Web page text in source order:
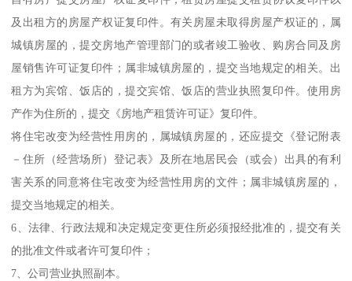
及出租方的房屋产权证复印件。有关房屋未取得房屋产权证的，属
城镇房屋的，提交房地产管理部门的或者竣工验收、购房合同及房
屋销售许可证复印件；属非城镇房屋的，提交当地规定的相关。出
租方为宾馆、饭店的，提交宾馆、饭店的营业执照复印件。使用房
产作为住所的，提交《房地产租赁许可证》复印件。
将住宅改变为经营性用房的，属城镇房屋的，还应提交《登记附表
－住所（经营场所）登记表》及所在地居民会（或会）出具的有利
害关系的同意将住宅改变为经营性用房的文件；属非城镇房屋的，
提交当地规定的相关。
6、法律、行政法规和决定规定变更住所必须报经批准的，提交有关
的批准文件或者许可复印件；
7、公司营业执照副本。